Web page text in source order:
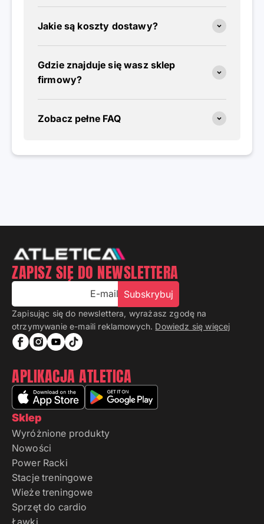
Jakie są koszty dostawy?
Gdzie znajduje się wasz sklep
firmowy?
Zobacz pełne FAQ
Sklep
Wyróżnione produkty
Nowości
Power Racki
Stacje treningowe
Wieże treningowe
Sprzęt do cardio
Ławki
ZAPISZ SIĘ DO NEWSLETTERA
E-mail Subskrybuj
Zapisując się do newslettera, wyrażasz zgodę na
otrzymywanie e-maili reklamowych. Dowiedz się więcej
APLIKACJA ATLETICA